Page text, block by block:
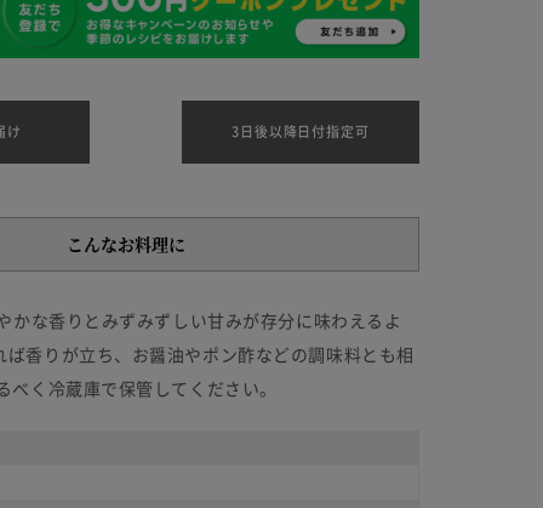
け 3日後以降日付指定可
こんなお料理に
かな香りとみずみずしい甘みが存分に味わえるよ
香りが立ち、お醤油やポン酢などの調味料とも相
く冷蔵庫で保管してください。